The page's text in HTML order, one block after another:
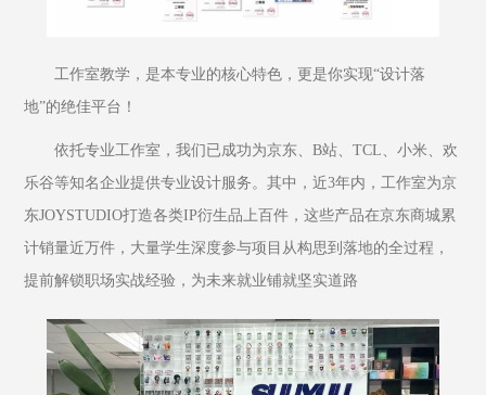
工作室教学，是本专业的核心特色，更是你实现“设计落
地”的绝佳平台！
依托专业工作室，我们已成功为京东、B站、TCL、小米、欢
乐谷等知名企业提供专业设计服务。其中，近3年内，工作室为京
东JOYSTUDIO打造各类IP衍生品上百件，这些产品在京东商城累
计销量近万件，大量学生深度参与项目从构思到落地的全过程，
提前解锁职场实战经验，为未来就业铺就坚实道路